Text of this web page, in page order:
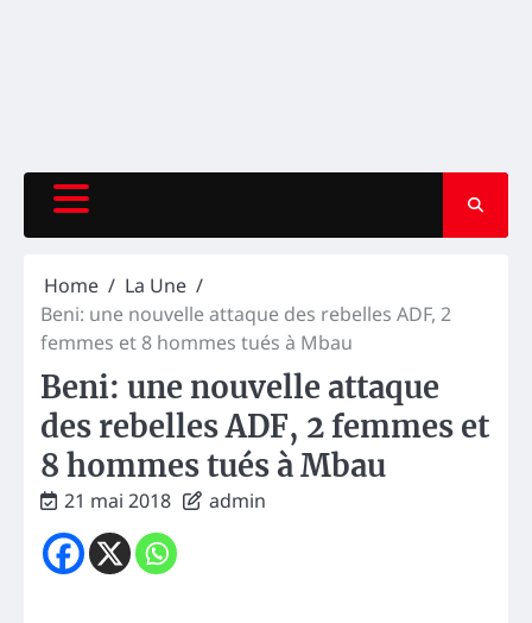
Home
La Une
Beni: une nouvelle attaque des rebelles ADF, 2
femmes et 8 hommes tués à Mbau
Beni: une nouvelle attaque
des rebelles ADF, 2 femmes et
8 hommes tués à Mbau
21 mai 2018 admin